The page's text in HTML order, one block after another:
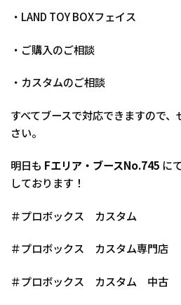
・LAND TOY BOXフェイス
・ご購入のご相談
・カスタムのご相談
すべてブースで対応できますので
さい。
明日も Fエリア・ブースNo.745 に
しております！
＃プロボックス カスタム
＃プロボックス カスタム専門店
＃プロボックス カスタム 中古